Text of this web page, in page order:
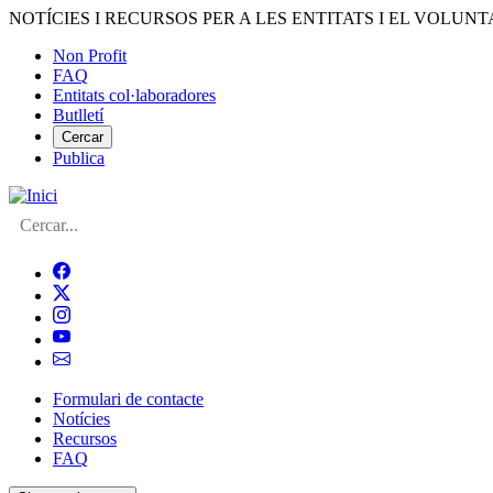
Vés
contingut
NOTÍCIES I RECURSOS PER A LES ENTITATS I EL
Menú
del
compte
d'usuari
Non Profit
FAQ
Entitats col·laboradores
Butlletí
Cercar
Publica
Cerca
Navegació
principal
de
Formulari de contacte
Notícies
Recursos
FAQ